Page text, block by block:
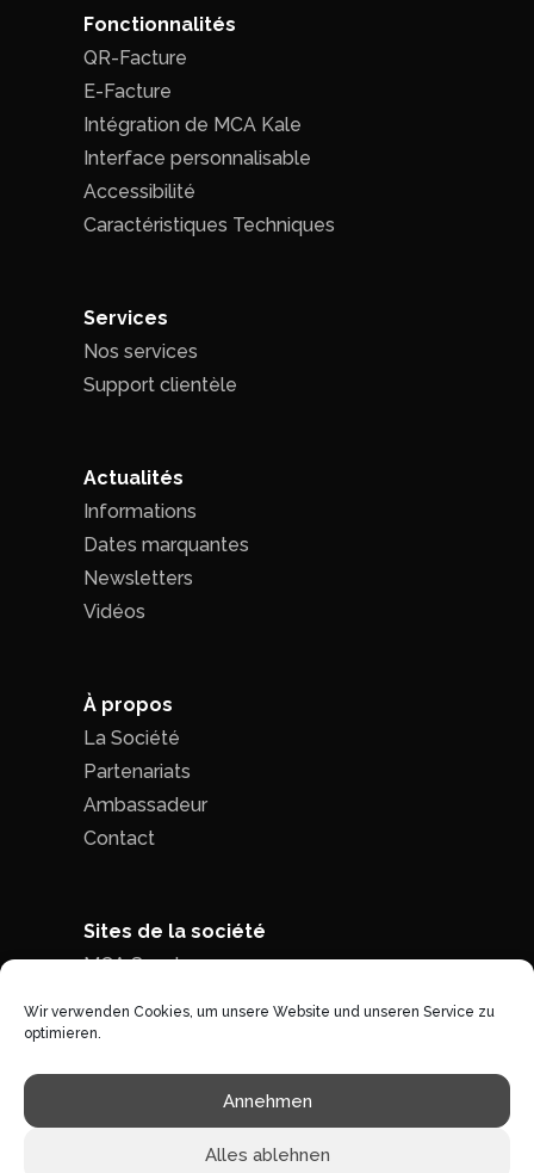
Wir verwenden Cookies, um unsere Website und unseren Service zu
optimieren.
Annehmen
Alles ablehnen
Fonctionnalités
QR-Facture
E-Facture
Intégration de MCA Kale
Interface personnalisable
Accessibilité
Caractéristiques Techniques
Services
Nos services
Support clientèle
Actualités
Informations
Dates marquantes
Newsletters
Vidéos
À propos
La Société
Partenariats
Ambassadeur
Contact
Sites de la société
MCA Seed
Politique de confidentialité|Conditions
générales de ventes